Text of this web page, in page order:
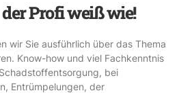
Profi weiß wie!
wir Sie ausführlich über das Thema
Know-how und viel Fachkenntnis
bei
Entrümpelungen, der